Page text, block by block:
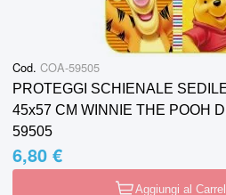
Cod. COA-59505
PROTEGGI SCHIENALE
45x57 CM WINNIE THE POOH
59505
6,80 €
Aggiungi al